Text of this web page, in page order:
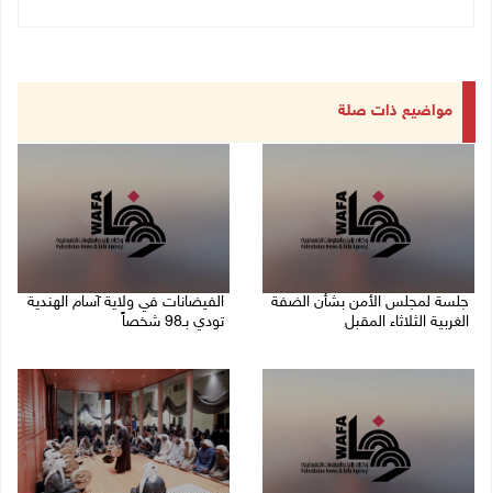
مواضيع ذات صلة
جلسة لمجلس الأمن بشأن الضفة
الغربية الثلاثاء المقبل
الفيضانات في ولاية آسام الهندية
تودي بـ98 شخصاً